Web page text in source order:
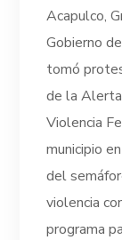
Acapulco,
Gobierno
tomó
de la
Violencia
municipio
del
violencia
programa